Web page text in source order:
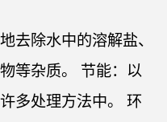
去除水中的溶解盐、
等杂质。 节能：以
多处理方法中。 环